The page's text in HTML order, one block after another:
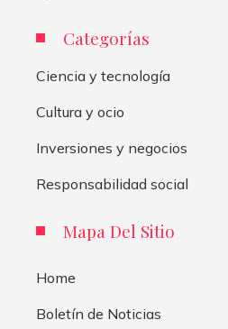
Categorías
Ciencia y tecnología
Cultura y ocio
Inversiones y negocios
Responsabilidad social
Mapa Del Sitio
Home
Boletín de Noticias